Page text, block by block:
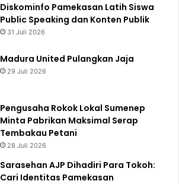
Diskominfo Pamekasan Latih Siswa
Public Speaking dan Konten Publik
31 Juli 2026
Madura United Pulangkan Jaja
29 Juli 2026
Pengusaha Rokok Lokal Sumenep
Minta Pabrikan Maksimal Serap
Tembakau Petani
28 Juli 2026
Sarasehan AJP Dihadiri Para Tokoh:
Cari Identitas Pamekasan